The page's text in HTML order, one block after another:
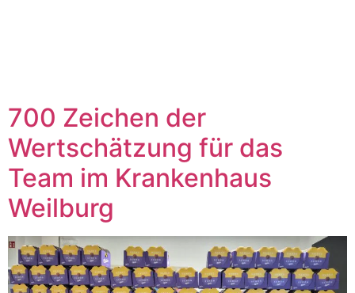
700 Zeichen der
Wertschätzung für das
Team im Krankenhaus
Weilburg